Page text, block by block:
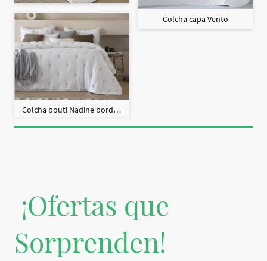
Colcha bouti Nadine bordado + fundas cojín
Colcha capa Vento
¡Ofertas que
Sorprenden!